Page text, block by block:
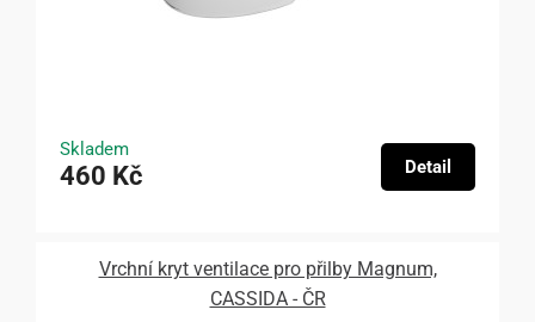
Skladem
460 Kč Detail
Vrchní kryt ventilace pro přilby Magnum,
CASSIDA - ČR